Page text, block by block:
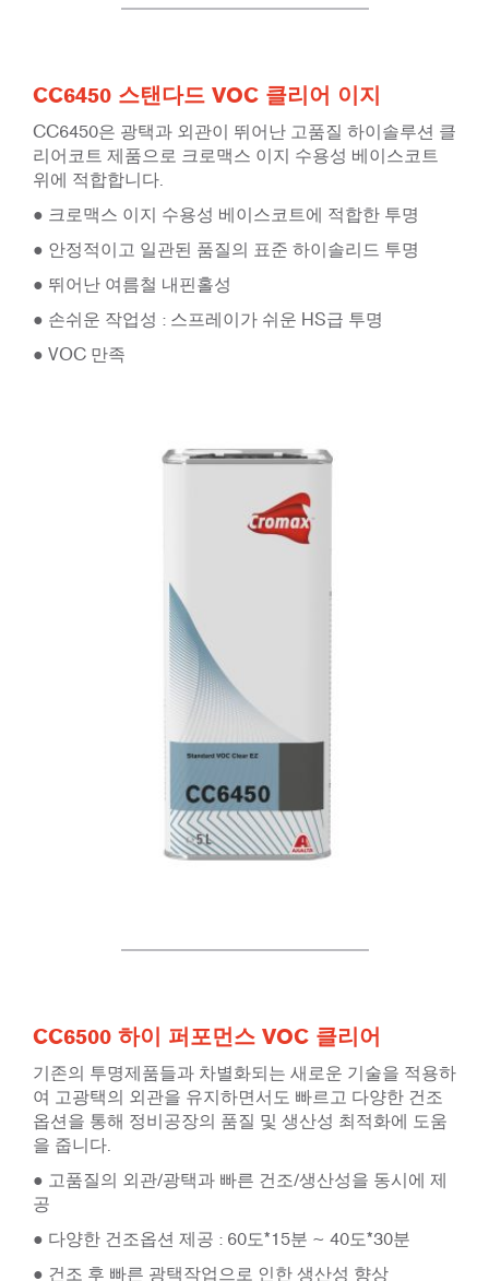
CC6450 스탠다드 VOC 클리어 이지
CC6450은 광택과 외관이 뛰어난 고품질 하이솔루션 클
리어코트 제품으로 크로맥스 이지 수용성 베이스코트
위에 적합합니다.
● 크로맥스 이지 수용성 베이스코트에 적합한 투명
● 안정적이고 일관된 품질의 표준 하이솔리드 투명
● 뛰어난 여름철 내핀홀성
● 손쉬운 작업성 : 스프레이가 쉬운 HS급 투명
● VOC 만족
CC6500 하이 퍼포먼스 VOC 클리어
기존의 투명제품들과 차별화되는 새로운 기술을 적용하
여 고광택의 외관을 유지하면서도 빠르고 다양한 건조
옵션을 통해 정비공장의 품질 및 생산성 최적화에 도움
을 줍니다.
● 고품질의 외관/광택과 빠른 건조/생산성을 동시에 제
공
● 다양한 건조옵션 제공 : 60도*15분 ~ 40도*30분
● 건조 후 빠른 광택작업으로 인한 생산성 향상